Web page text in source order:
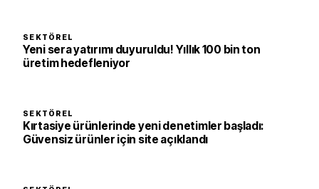
SEKTÖREL
Yeni sera yatırımı duyuruldu! Yıllık 100 bin ton
üretim hedefleniyor
SEKTÖREL
Kırtasiye ürünlerinde yeni denetimler başladı:
Güvensiz ürünler için site açıklandı